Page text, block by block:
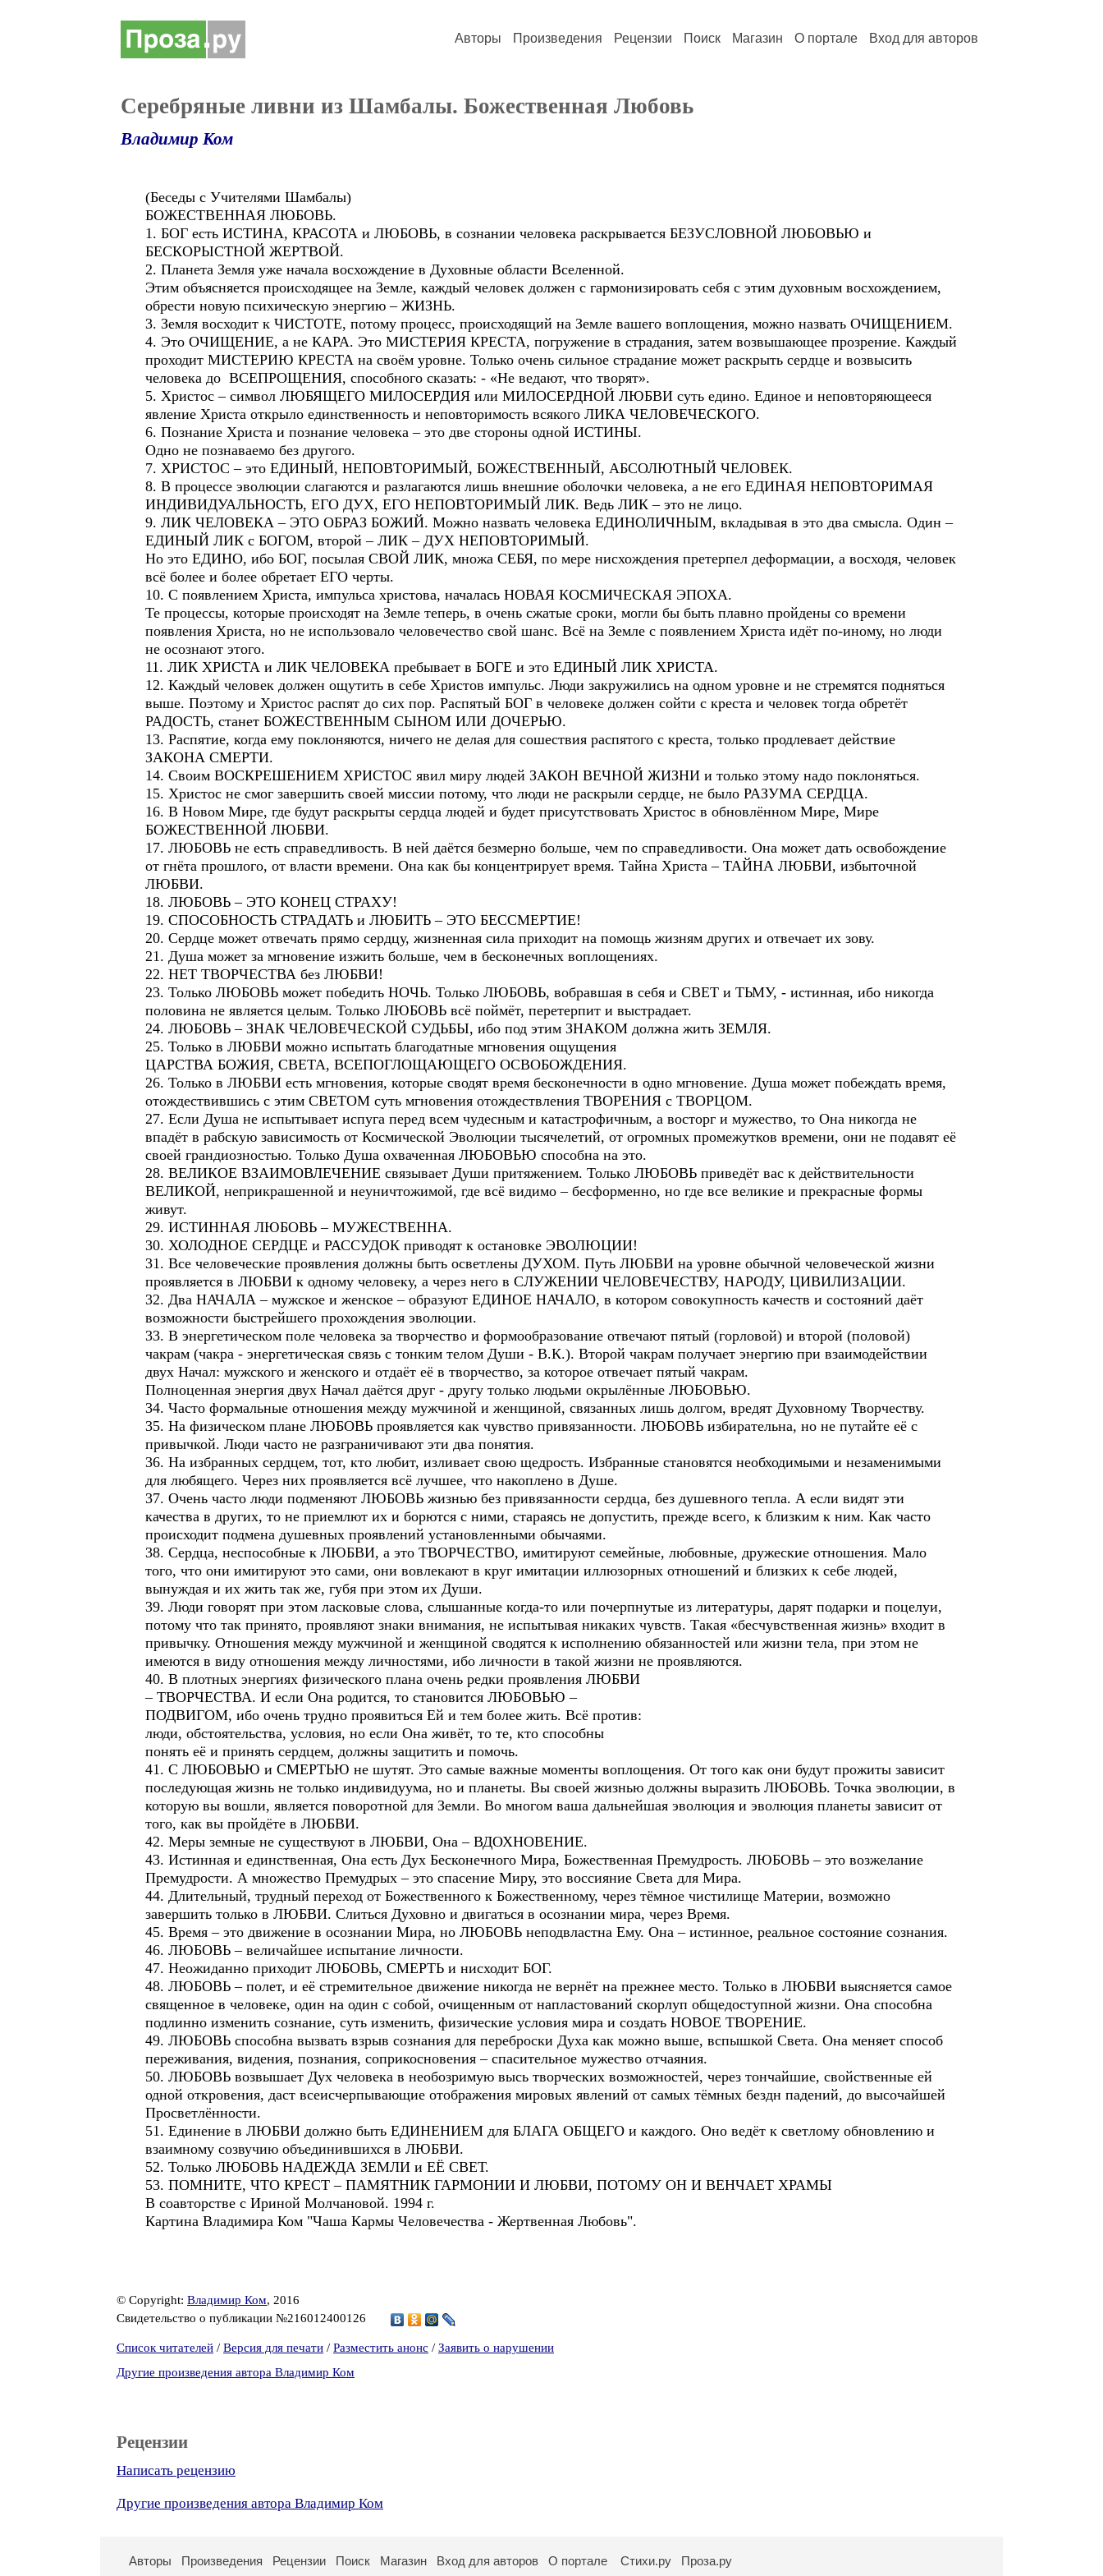
Авторы Произведения Рецензии Поиск Магазин О портале Вход для авторов
Серебряные ливни из Шамбалы. Божественная Любовь
Владимир Ком
(Беседы с Учителями Шамбалы)
БОЖЕСТВЕННАЯ ЛЮБОВЬ.
1. БОГ есть ИСТИНА, КРАСОТА и ЛЮБОВЬ, в сознании человека раскрывается БЕЗУСЛОВНОЙ ЛЮБОВЬЮ и
БЕСКОРЫСТНОЙ ЖЕРТВОЙ.
2. Планета Земля уже начала восхождение в Духовные области Вселенной.
Этим объясняется происходящее на Земле, каждый человек должен с гармонизировать себя с этим духовным восхождением,
обрести новую психическую энергию – ЖИЗНЬ.
3. Земля восходит к ЧИСТОТЕ, потому процесс, происходящий на Земле вашего воплощения, можно назвать ОЧИЩЕНИЕМ.
4. Это ОЧИЩЕНИЕ, а не КАРА. Это МИСТЕРИЯ КРЕСТА, погружение в страдания, затем возвышающее прозрение. Каждый
проходит МИСТЕРИЮ КРЕСТА на своём уровне. Только очень сильное страдание может раскрыть сердце и возвысить
человека до ВСЕПРОЩЕНИЯ, способного сказать: - «Не ведают, что творят».
5. Христос – символ ЛЮБЯЩЕГО МИЛОСЕРДИЯ или МИЛОСЕРДНОЙ ЛЮБВИ суть едино. Единое и неповторяющееся
явление Христа открыло единственность и неповторимость всякого ЛИКА ЧЕЛОВЕЧЕСКОГО.
6. Познание Христа и познание человека – это две стороны одной ИСТИНЫ.
Одно не познаваемо без другого.
7. ХРИСТОС – это ЕДИНЫЙ, НЕПОВТОРИМЫЙ, БОЖЕСТВЕННЫЙ, АБСОЛЮТНЫЙ ЧЕЛОВЕК.
8. В процессе эволюции слагаются и разлагаются лишь внешние оболочки человека, а не его ЕДИНАЯ НЕПОВТОРИМАЯ
ИНДИВИДУАЛЬНОСТЬ, ЕГО ДУХ, ЕГО НЕПОВТОРИМЫЙ ЛИК. Ведь ЛИК – это не лицо.
9. ЛИК ЧЕЛОВЕКА – ЭТО ОБРАЗ БОЖИЙ. Можно назвать человека ЕДИНОЛИЧНЫМ, вкладывая в это два смысла. Один –
ЕДИНЫЙ ЛИК с БОГОМ, второй – ЛИК – ДУХ НЕПОВТОРИМЫЙ.
Но это ЕДИНО, ибо БОГ, посылая СВОЙ ЛИК, множа СЕБЯ, по мере нисхождения претерпел деформации, а восходя, человек
всё более и более обретает ЕГО черты.
10. С появлением Христа, импульса христова, началась НОВАЯ КОСМИЧЕСКАЯ ЭПОХА.
Те процессы, которые происходят на Земле теперь, в очень сжатые сроки, могли бы быть плавно пройдены со времени
появления Христа, но не использовало человечество свой шанс. Всё на Земле с появлением Христа идёт по-иному, но люди
не осознают этого.
11. ЛИК ХРИСТА и ЛИК ЧЕЛОВЕКА пребывает в БОГЕ и это ЕДИНЫЙ ЛИК ХРИСТА.
12. Каждый человек должен ощутить в себе Христов импульс. Люди закружились на одном уровне и не стремятся подняться
выше. Поэтому и Христос распят до сих пор. Распятый БОГ в человеке должен сойти с креста и человек тогда обретёт
РАДОСТЬ, станет БОЖЕСТВЕННЫМ СЫНОМ ИЛИ ДОЧЕРЬЮ.
13. Распятие, когда ему поклоняются, ничего не делая для сошествия распятого с креста, только продлевает действие
ЗАКОНА СМЕРТИ.
14. Своим ВОСКРЕШЕНИЕМ ХРИСТОС явил миру людей ЗАКОН ВЕЧНОЙ ЖИЗНИ и только этому надо поклоняться.
15. Христос не смог завершить своей миссии потому, что люди не раскрыли сердце, не было РАЗУМА СЕРДЦА.
16. В Новом Мире, где будут раскрыты сердца людей и будет присутствовать Христос в обновлённом Мире, Мире
БОЖЕСТВЕННОЙ ЛЮБВИ.
17. ЛЮБОВЬ не есть справедливость. В ней даётся безмерно больше, чем по справедливости. Она может дать освобождение
от гнёта прошлого, от власти времени. Она как бы концентрирует время. Тайна Христа – ТАЙНА ЛЮБВИ, избыточной
ЛЮБВИ.
18. ЛЮБОВЬ – ЭТО КОНЕЦ СТРАХУ!
19. СПОСОБНОСТЬ СТРАДАТЬ и ЛЮБИТЬ – ЭТО БЕССМЕРТИЕ!
20. Сердце может отвечать прямо сердцу, жизненная сила приходит на помощь жизням других и отвечает их зову.
21. Душа может за мгновение изжить больше, чем в бесконечных воплощениях.
22. НЕТ ТВОРЧЕСТВА без ЛЮБВИ!
23. Только ЛЮБОВЬ может победить НОЧЬ. Только ЛЮБОВЬ, вобравшая в себя и СВЕТ и ТЬМУ, - истинная, ибо никогда
половина не является целым. Только ЛЮБОВЬ всё поймёт, перетерпит и выстрадает.
24. ЛЮБОВЬ – ЗНАК ЧЕЛОВЕЧЕСКОЙ СУДЬБЫ, ибо под этим ЗНАКОМ должна жить ЗЕМЛЯ.
25. Только в ЛЮБВИ можно испытать благодатные мгновения ощущения
ЦАРСТВА БОЖИЯ, СВЕТА, ВСЕПОГЛОЩАЮЩЕГО ОСВОБОЖДЕНИЯ.
26. Только в ЛЮБВИ есть мгновения, которые сводят время бесконечности в одно мгновение. Душа может побеждать время,
отождествившись с этим СВЕТОМ суть мгновения отождествления ТВОРЕНИЯ с ТВОРЦОМ.
27. Если Душа не испытывает испуга перед всем чудесным и катастрофичным, а восторг и мужество, то Она никогда не
впадёт в рабскую зависимость от Космической Эволюции тысячелетий, от огромных промежутков времени, они не подавят её
своей грандиозностью. Только Душа охваченная ЛЮБОВЬЮ способна на это.
28. ВЕЛИКОЕ ВЗАИМОВЛЕЧЕНИЕ связывает Души притяжением. Только ЛЮБОВЬ приведёт вас к действительности
ВЕЛИКОЙ, неприкрашенной и неуничтожимой, где всё видимо – бесформенно, но где все великие и прекрасные формы
живут.
29. ИСТИННАЯ ЛЮБОВЬ – МУЖЕСТВЕННА.
30. ХОЛОДНОЕ СЕРДЦЕ и РАССУДОК приводят к остановке ЭВОЛЮЦИИ!
31. Все человеческие проявления должны быть осветлены ДУХОМ. Путь ЛЮБВИ на уровне обычной человеческой жизни
проявляется в ЛЮБВИ к одному человеку, а через него в СЛУЖЕНИИ ЧЕЛОВЕЧЕСТВУ, НАРОДУ, ЦИВИЛИЗАЦИИ.
32. Два НАЧАЛА – мужское и женское – образуют ЕДИНОЕ НАЧАЛО, в котором совокупность качеств и состояний даёт
возможности быстрейшего прохождения эволюции.
33. В энергетическом поле человека за творчество и формообразование отвечают пятый (горловой) и второй (половой)
чакрам (чакра - энергетическая связь с тонким телом Души - В.К.). Второй чакрам получает энергию при взаимодействии
двух Начал: мужского и женского и отдаёт её в творчество, за которое отвечает пятый чакрам.
Полноценная энергия двух Начал даётся друг - другу только людьми окрылённые ЛЮБОВЬЮ.
34. Часто формальные отношения между мужчиной и женщиной, связанных лишь долгом, вредят Духовному Творчеству.
35. На физическом плане ЛЮБОВЬ проявляется как чувство привязанности. ЛЮБОВЬ избирательна, но не путайте её с
привычкой. Люди часто не разграничивают эти два понятия.
36. На избранных сердцем, тот, кто любит, изливает свою щедрость. Избранные становятся необходимыми и незаменимыми
для любящего. Через них проявляется всё лучшее, что накоплено в Душе.
37. Очень часто люди подменяют ЛЮБОВЬ жизнью без привязанности сердца, без душевного тепла. А если видят эти
качества в других, то не приемлют их и борются с ними, стараясь не допустить, прежде всего, к близким к ним. Как часто
происходит подмена душевных проявлений установленными обычаями.
38. Сердца, неспособные к ЛЮБВИ, а это ТВОРЧЕСТВО, имитируют семейные, любовные, дружеские отношения. Мало
того, что они имитируют это сами, они вовлекают в круг имитации иллюзорных отношений и близких к себе людей,
вынуждая и их жить так же, губя при этом их Души.
39. Люди говорят при этом ласковые слова, слышанные когда-то или почерпнутые из литературы, дарят подарки и поцелуи,
потому что так принято, проявляют знаки внимания, не испытывая никаких чувств. Такая «бесчувственная жизнь» входит в
привычку. Отношения между мужчиной и женщиной сводятся к исполнению обязанностей или жизни тела, при этом не
имеются в виду отношения между личностями, ибо личности в такой жизни не проявляются.
40. В плотных энергиях физического плана очень редки проявления ЛЮБВИ
– ТВОРЧЕСТВА. И если Она родится, то становится ЛЮБОВЬЮ –
ПОДВИГОМ, ибо очень трудно проявиться Ей и тем более жить. Всё против:
люди, обстоятельства, условия, но если Она живёт, то те, кто способны
понять её и принять сердцем, должны защитить и помочь.
41. С ЛЮБОВЬЮ и СМЕРТЬЮ не шутят. Это самые важные моменты воплощения. От того как они будут прожиты зависит
последующая жизнь не только индивидуума, но и планеты. Вы своей жизнью должны выразить ЛЮБОВЬ. Точка эволюции, в
которую вы вошли, является поворотной для Земли. Во многом ваша дальнейшая эволюция и эволюция планеты зависит от
того, как вы пройдёте в ЛЮБВИ.
42. Меры земные не существуют в ЛЮБВИ, Она – ВДОХНОВЕНИЕ.
43. Истинная и единственная, Она есть Дух Бесконечного Мира, Божественная Премудрость. ЛЮБОВЬ – это возжелание
Премудрости. А множество Премудрых – это спасение Миру, это воссияние Света для Мира.
44. Длительный, трудный переход от Божественного к Божественному, через тёмное чистилище Материи, возможно
завершить только в ЛЮБВИ. Слиться Духовно и двигаться в осознании мира, через Время.
45. Время – это движение в осознании Мира, но ЛЮБОВЬ неподвластна Ему. Она – истинное, реальное состояние сознания.
46. ЛЮБОВЬ – величайшее испытание личности.
47. Неожиданно приходит ЛЮБОВЬ, СМЕРТЬ и нисходит БОГ.
48. ЛЮБОВЬ – полет, и её стремительное движение никогда не вернёт на прежнее место. Только в ЛЮБВИ выясняется самое
священное в человеке, один на один с собой, очищенным от напластований скорлуп общедоступной жизни. Она способна
подлинно изменить сознание, суть изменить, физические условия мира и создать НОВОЕ ТВОРЕНИЕ.
49. ЛЮБОВЬ способна вызвать взрыв сознания для переброски Духа как можно выше, вспышкой Света. Она меняет способ
переживания, видения, познания, соприкосновения – спасительное мужество отчаяния.
50. ЛЮБОВЬ возвышает Дух человека в необозримую высь творческих возможностей, через тончайшие, свойственные ей
одной откровения, даст всеисчерпывающие отображения мировых явлений от самых тёмных бездн падений, до высочайшей
Просветлённости.
51. Единение в ЛЮБВИ должно быть ЕДИНЕНИЕМ для БЛАГА ОБЩЕГО и каждого. Оно ведёт к светлому обновлению и
взаимному созвучию объединившихся в ЛЮБВИ.
52. Только ЛЮБОВЬ НАДЕЖДА ЗЕМЛИ и ЕЁ СВЕТ.
53. ПОМНИТЕ, ЧТО КРЕСТ – ПАМЯТНИК ГАРМОНИИ И ЛЮБВИ, ПОТОМУ ОН И ВЕНЧАЕТ ХРАМЫ
В соавторстве с Ириной Молчановой. 1994 г.
Картина Владимира Ком "Чаша Кармы Человечества - Жертвенная Любовь".
© Copyright: Владимир Ком, 2016
Свидетельство о публикации №216012400126
Список читателей / Версия для печати / Разместить анонс / Заявить о нарушении
Другие произведения автора Владимир Ком
Рецензии
Написать рецензию
Другие произведения автора Владимир Ком
Авторы Произведения Рецензии Поиск Магазин Вход для авторов О портале Стихи.ру Проза.ру